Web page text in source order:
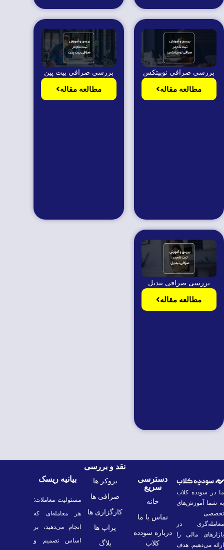
بررسی صرافی نوبیتکس
مطالعه مقاله
بررسی صرافی بیت پین
مطالعه مقاله
بررسی صرافی تبدیل
مطالعه مقاله
ما در سودده کلاب
به شما آموزش‌های
تخصصی
معامله‌گری در
بازارهای مالی را
ارائه می‌دهیم. هدف
دسترسی
سریع
خانه
تماس با ما
درباره سودده
کلاب
نقد و بررسی
بروکر ها
صرافی ها
کارگزاری ها
پراپ ها
بلاگ
بیانیه ریسک
مسئولیت معاملات:
هر معامله‌ای که
انجام می‌دهید، بر
اساس تصمیم و